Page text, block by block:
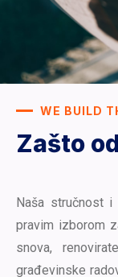
WE BUILD
Zašto
Naša stručnost
pravim izborom
snova,
građevinske